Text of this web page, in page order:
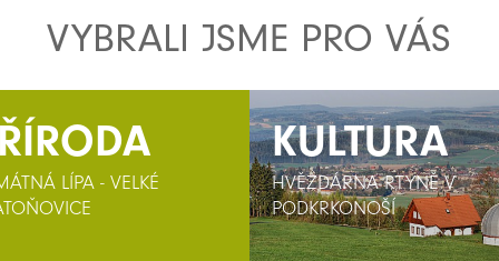
VYBRALI JSME PRO VÁS
LÍPA - VELKÉ
KULTURA
HVĚZDÁRNA RTYNĚ V
PODKRKONOŠÍ
KULTURA
HVĚZDÁRNA RTYNĚ V
PODKRKONOŠÍ